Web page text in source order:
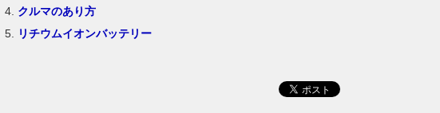
クルマのあり方
リチウムイオンバッテリー